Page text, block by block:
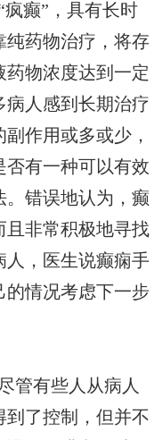
癫”，具有长时
纯药物治疗，将存
物浓度达到一定
病人感到长期治疗
作用或多或少，
否有一种可以有效
。错误地认为，癫
且非常积极地寻找
人，医生说癫痫手
的情况考虑下一步
管有些人从病人
到了控制，但并不